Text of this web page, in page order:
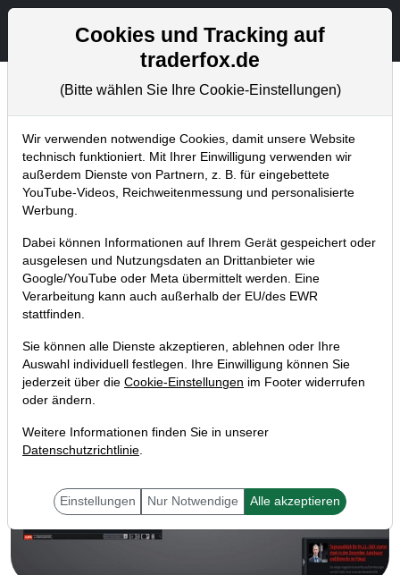
Aktien- und Artikelsuche
Trader-Blog
Home Blog Trader-Blog
Wie kann ich gezielt nach
Dividendenperlen suchen!
05.12.2018 um 11:27 Uhr | A. Zehetner
Cookies und Tracking auf
traderfox.de
(Bitte wählen Sie Ihre Cookie-Einstellungen)
Wir verwenden notwendige Cookies, damit unsere Website
technisch funktioniert. Mit Ihrer Einwilligung verwenden wir
außerdem Dienste von Partnern, z. B. für eingebettete
YouTube-Videos, Reichweitenmessung und personalisierte
Werbung.
Dabei können Informationen auf Ihrem Gerät gespeichert oder
ausgelesen und Nutzungsdaten an Drittanbieter wie
Google/YouTube oder Meta übermittelt werden. Eine
Verarbeitung kann auch außerhalb der EU/des EWR
stattfinden.
Sie können alle Dienste akzeptieren, ablehnen oder Ihre
Auswahl individuell festlegen. Ihre Einwilligung können Sie
jederzeit über die Cookie-Einstellungen im Footer widerrufen
oder ändern.
Weitere Informationen finden Sie in unserer
Datenschutzrichtlinie.
Einstellungen Nur Notwendige Alle akzeptieren